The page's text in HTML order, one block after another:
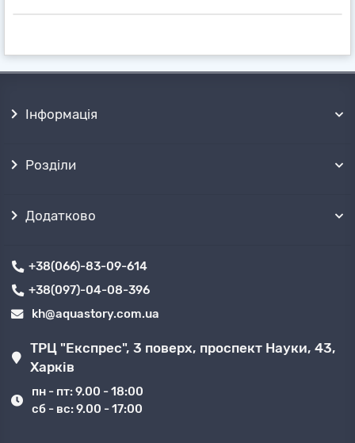
Інформація
Розділи
Додатково
+38(066)-83-09-614
+38(097)-04-08-396
kh@aquastory.com.ua
ТРЦ "Експрес", 3 поверх, проспект Науки, 43,
Харків
пн - пт: 9.00 - 18:00
сб - вс: 9.00 - 17:00